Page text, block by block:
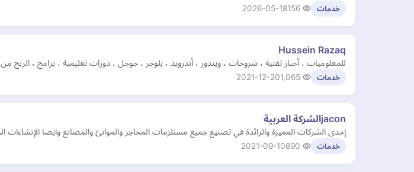
خدمات 2026-05-18
Hussein Razaq
للمعلوميات ، أخبار تقنية ، شروحات ، ويندوز ، أندرويد ، بلوجر ، جوجل ، دورات تعليمية ، برامج ،
خدمات 2021-12-20
jaconالشركة العربية
إحدى الشركات المميزة والرائدة في تصنيع جميع مستلزمات المحاجر والموانئ والمصانع وايضا الإنشاءات
خدمات 2021-09-10